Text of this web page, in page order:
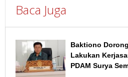
Baca Juga
Baktiono
Lakukan
PDAM Surya